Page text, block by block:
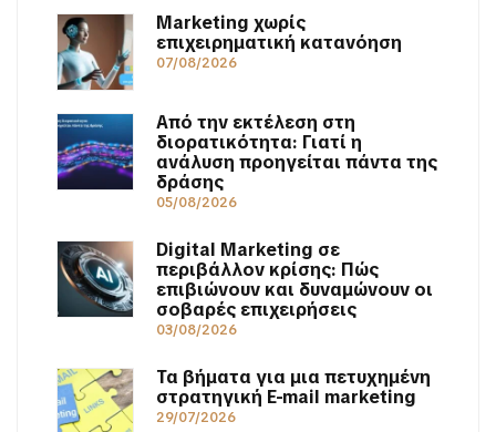
Marketing χωρίς
επιχειρηματική κατανόηση
07/08/2026
Από την εκτέλεση στη
διορατικότητα: Γιατί η
ανάλυση προηγείται πάντα της
δράσης
05/08/2026
Digital Marketing σε
περιβάλλον κρίσης: Πώς
επιβιώνουν και δυναμώνουν οι
σοβαρές επιχειρήσεις
03/08/2026
Τα βήματα για μια πετυχημένη
στρατηγική E-mail marketing
29/07/2026